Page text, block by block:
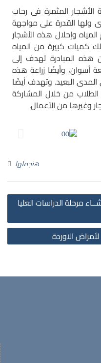
المثمرة فى رحاب
ولها القدرة على مواجهة
المياه وإحلال هذه الأشجار
كميات كبيرة من المياه
هذه المبادرة تهدف إلى
أسوان، وأيضًا زراعة هذه
المدى البعيد. وتهدف أيضًا
من خلال المشاركة
وغيرها من الأعمال.
هنجملها
مرحلة الدراسات العليا
الاوردة